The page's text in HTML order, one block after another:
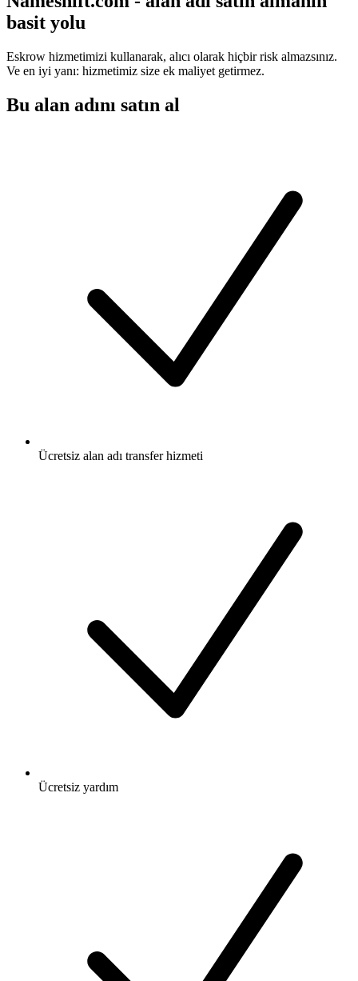
basit yolu
Eskrow hizmetimizi kullanarak, alıcı olarak hiçbir risk almazsınız.
Ve en iyi yanı: hizmetimiz size ek maliyet getirmez.
Bu alan adını satın al
Ücretsiz alan adı transfer hizmeti
Ücretsiz yardım